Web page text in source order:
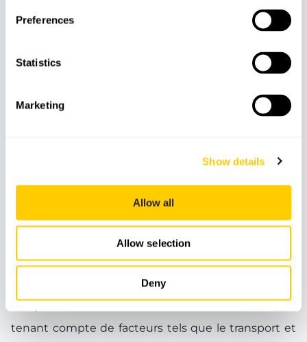
Preferences
Statistics
Marketing
Show details
Allow all
Allow selection
Deny
pour équilibrer les émissions de gaz à effet de serre
en investissant dans des projets qui réduisent ou
éliminent des émissions équivalentes ailleurs.
Chez Lemon Tours, nous calculons soigneusement
tenant compte de facteurs tels que le transport et